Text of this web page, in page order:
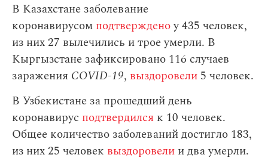
В Казахстане заболевание
коронавирусом подтвержденоу 435 человек,
из них 27 вылечились и трое умерли. В
Кыргызстане зафиксировано 116 случаев
заражения СOVID-19, выздоровели 5 человек.
В Узбекистане за прошедший день
коронавирус подтвердился к 10 человек.
Общее количество заболеваний достигло 183,
из них 25 человек выздоровели и два умерли.